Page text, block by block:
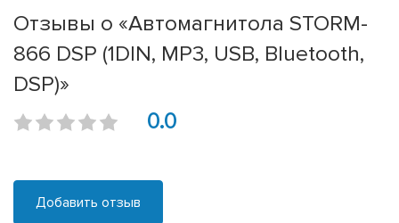
Отзывы о «Автомагнитола STORM-
866 DSP (1DIN, MP3, USB, Bluetooth,
DSP)»
0.0
Добавить отзыв